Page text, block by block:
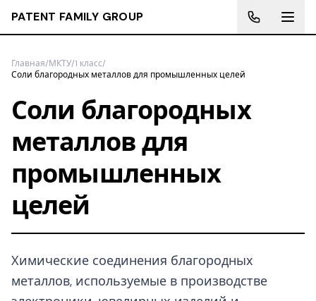
PATENT FAMILY GROUP
Главная/МКТУ/1 класс/
Соли благородных металлов для промышленных целей
Соли благородных
металлов для
промышленных
целей
Химические соединения благородных
металлов, используемые в производстве